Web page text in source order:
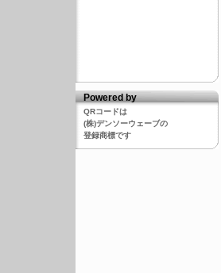
Powered by
QRコードは
(株)デンソーウェーブの
登録商標です